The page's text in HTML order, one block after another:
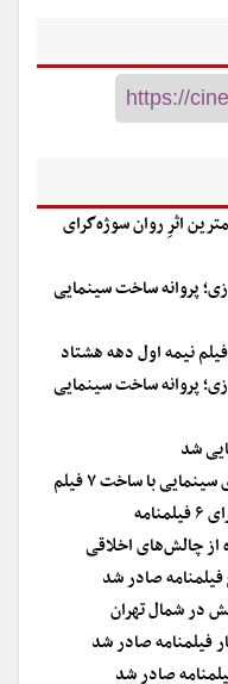
اثرِ روان سوژه‌گرای
پروانه ساخت سینمایی
نیمه اول دهه هشتاد
پروانه ساخت سینمایی
شد
با ساخت ۷ فیلم‌
صادر شد
فیلمنامه صادر شد